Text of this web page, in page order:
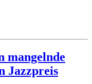
mangelnde
Jazzpreis